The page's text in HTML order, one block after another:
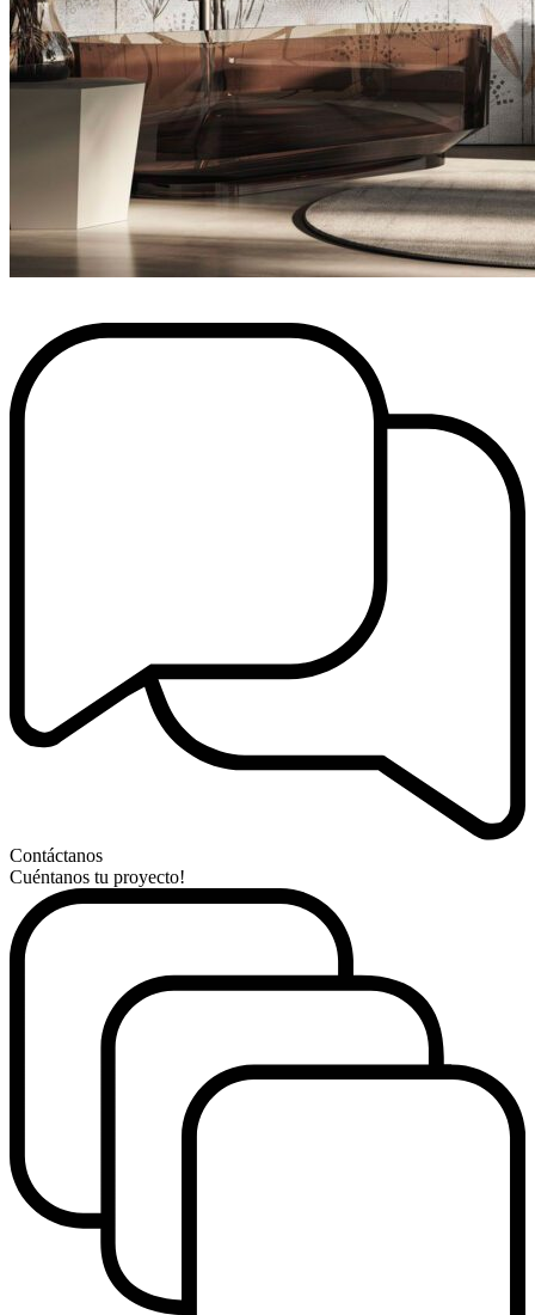
Contáctanos
Cuéntanos tu proyecto!